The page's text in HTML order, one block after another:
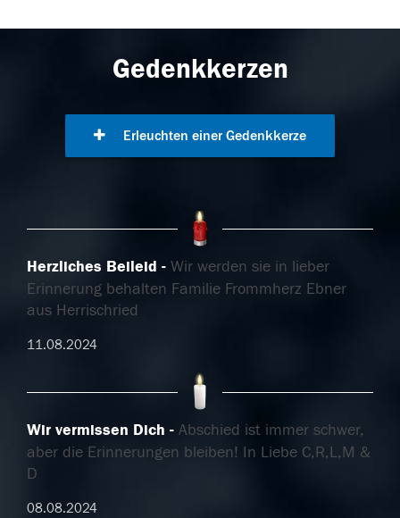
Gedenkkerzen
Erleuchten einer Gedenkkerze
Herzliches Beileid
Wir werden sie in lieber
Erinnerung behalten Familie Frommherz Ebner
aus Herrischried
11.08.2024
Wir vermissen Dich
Abschied ist immer schwer,
aber die Erinnerungen bleiben! In Liebe C,R,L,M &
D
08.08.2024